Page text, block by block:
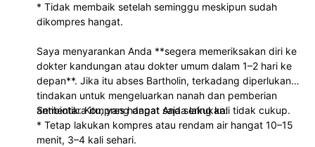
* Tidak membaik setelah seminggu meskipun sudah
dikompres hangat.
Saya menyarankan Anda **segera memeriksakan diri ke
dokter kandungan atau dokter umum dalam 1–2 hari ke
depan**. Jika itu abses Bartholin, terkadang diperlukan
tindakan untuk mengeluarkan nanah dan pemberian
antibiotik. Kompres hangat saja sering kali tidak cukup.
Sementara itu, yang dapat Anda lakukan:
* Tetap lakukan kompres atau rendam air hangat 10–15
menit, 3–4 kali sehari.